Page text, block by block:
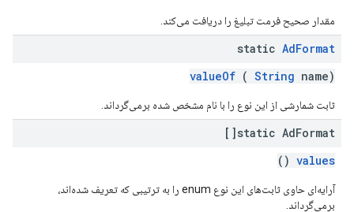
مقدار صحیح فرمت تبلیغ را دریافت می‌کند.
static AdFormat
valueOf ( String name)
ثابت شمارشی از این نوع را با نام مشخص شده برمی‌گرداند.
static AdFormat[]
values
()
آرایه‌ای حاوی ثابت‌های این نوع enum را به ترتیبی که تعریف شده‌اند،
برمی‌گرداند.